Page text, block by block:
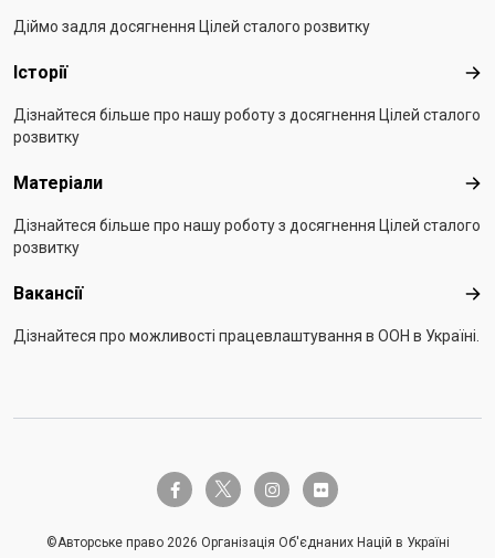
Діймо задля досягнення Цілей сталого розвитку
Історії
Дізнайтеся більше про нашу роботу з досягнення Цілей сталого
розвитку
Матеріали
Дізнайтеся більше про нашу роботу з досягнення Цілей сталого
розвитку
Вакансії
Дізнайтеся про можливості працевлаштування в ООН в Україні.
facebook-ftwitter-x instagramflickr
©Авторське право 2026 Організація Об'єднаних Націй в Україні